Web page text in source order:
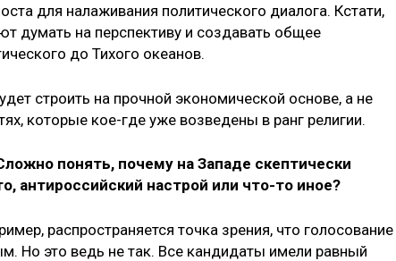
для налаживания политического диалога. Кстати,
думать на перспективу и создавать общее
до Тихого океанов.
строить на прочной экономической основе, а не
которые кое-где уже возведены в ранг религии.
понять, почему на Западе скептически
антироссийский настрой или что-то иное?
распространяется точка зрения, что голосование
Но это ведь не так. Все кандидаты имели равный